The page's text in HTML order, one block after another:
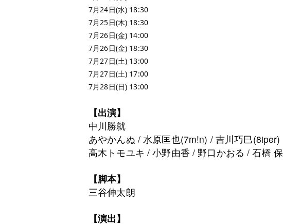
7月24日(水) 18:30
7月25日(木) 18:30
7月26日(金) 14:00
7月26日(金) 18:30
7月27日(土) 13:00
7月27日(土) 17:00
7月28日(日) 13:00
【出演】
中川勝就
あやかんぬ / ⽔原匡也(7m!n) / 吉川巧⺒(8iper)
⾼⽊トモユキ / ⼩野由⾹ / 野⼝かおる / ⽯橋 保
【脚本】
三⾕伸太朗
【演出】